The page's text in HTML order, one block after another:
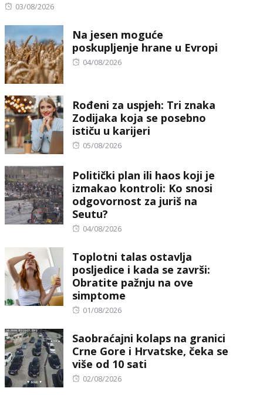
Posted
03/08/2026
Na jesen moguće
poskupljenje hrane u Evropi
Posted
04/08/2026
Rođeni za uspjeh: Tri znaka
Zodijaka koja se posebno
ističu u karijeri
Posted
05/08/2026
Politički plan ili haos koji je
izmakao kontroli: Ko snosi
odgovornost za juriš na
Seutu?
Posted
04/08/2026
Toplotni talas ostavlja
posljedice i kada se završi:
Obratite pažnju na ove
simptome
Posted
01/08/2026
Saobraćajni kolaps na granici
Crne Gore i Hrvatske, čeka se
više od 10 sati
Posted
02/08/2026